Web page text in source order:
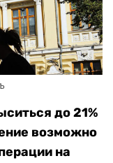
до 21%
возможно
на